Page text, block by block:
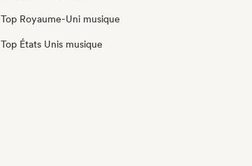
Top Royaume-Uni musique
Top États Unis musique